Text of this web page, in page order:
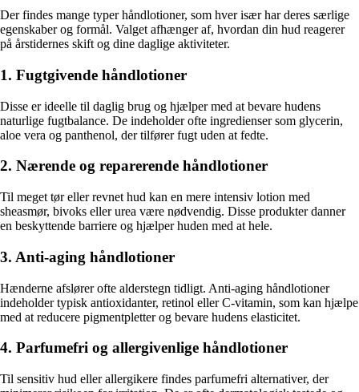
Der findes mange typer håndlotioner, som hver især har deres særlige
egenskaber og formål. Valget afhænger af, hvordan din hud reagerer
på årstidernes skift og dine daglige aktiviteter.
1. Fugtgivende håndlotioner
Disse er ideelle til daglig brug og hjælper med at bevare hudens
naturlige fugtbalance. De indeholder ofte ingredienser som glycerin,
aloe vera og panthenol, der tilfører fugt uden at fedte.
2. Nærende og reparerende håndlotioner
Til meget tør eller revnet hud kan en mere intensiv lotion med
sheasmør, bivoks eller urea være nødvendig. Disse produkter danner
en beskyttende barriere og hjælper huden med at hele.
3. Anti-aging håndlotioner
Hænderne afslører ofte alderstegn tidligt. Anti-aging håndlotioner
indeholder typisk antioxidanter, retinol eller C-vitamin, som kan hjælpe
med at reducere pigmentpletter og bevare hudens elasticitet.
4. Parfumefri og allergivenlige håndlotioner
Til sensitiv hud eller allergikere findes parfumefri alternativer, der